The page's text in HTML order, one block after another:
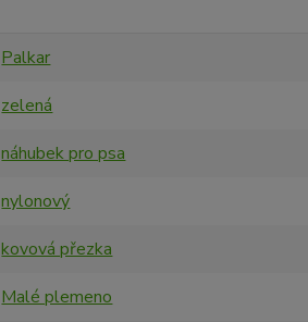
Palkar
zelená
náhubek pro psa
nylonový
kovová přezka
Malé plemeno